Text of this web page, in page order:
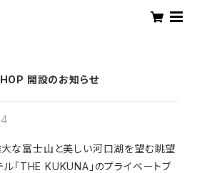
開設のお知らせ
な富士山と美しい河口湖を望む眺望
「THE KUKUNA」のプライベートブ